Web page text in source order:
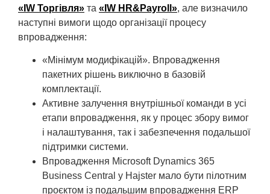
«IW Торгівля» та «IW HR&Payroll», але визначило
наступні вимоги щодо організації процесу
впровадження:
«Мінімум модифікацій». Впровадження
пакетних рішень виключно в базовій
комплектації.
Активне залучення внутрішньої команди в усі
етапи впровадження, як у процес збору вимог
і налаштування, так і забезпечення подальшої
підтримки системи.
Впровадження Microsoft Dynamics 365
Business Central у Hajster мало бути пілотним
проєктом із подальшим впровадження ERP